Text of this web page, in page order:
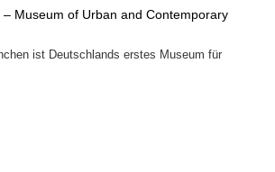
– Museum of Urban and Contemporary
ist Deutschlands erstes Museum für